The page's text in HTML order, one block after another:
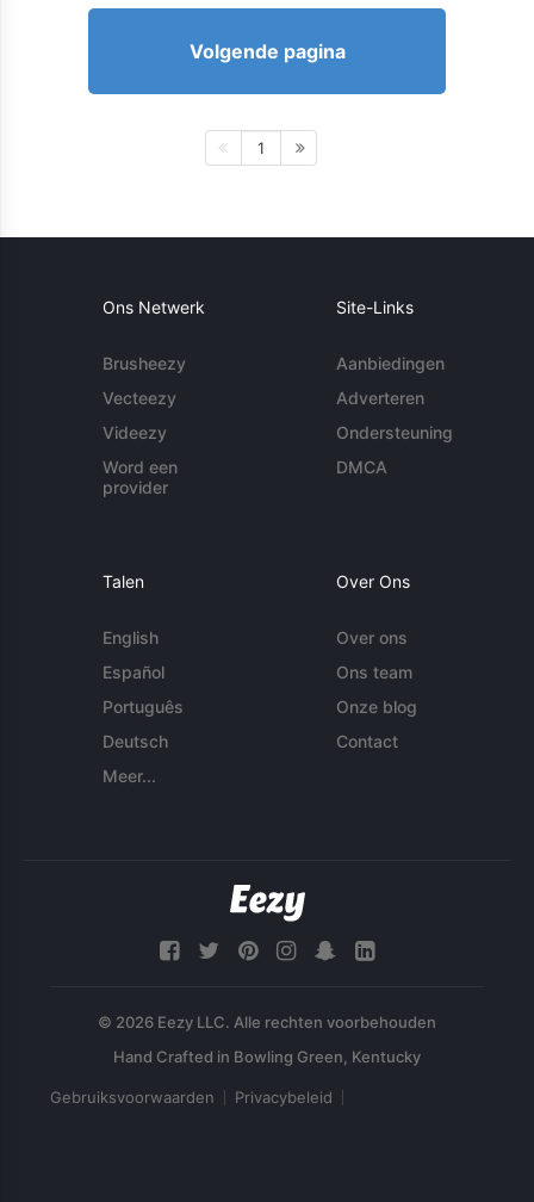
Volgende pagina
1
Ons Netwerk
Brusheezy
Vecteezy
Videezy
Word een
provider
Site-Links
Aanbiedingen
Adverteren
Ondersteuning
DMCA
Talen
English
Español
Português
Deutsch
Meer...
Over Ons
Over ons
Ons team
Onze blog
Contact
© 2026 Eezy LLC. Alle rechten voorbehouden
Gebruiksvoorwaarden Privacybeleid